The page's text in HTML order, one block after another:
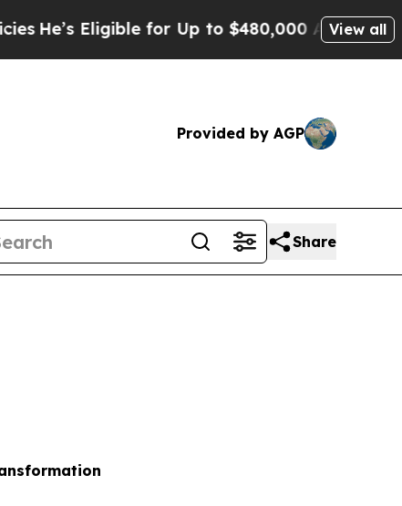
for Up to $480,000 After Being Wrongly
View all
Provided by AGP
Share